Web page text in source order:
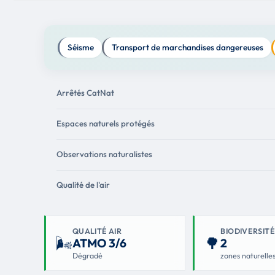
Séisme Transport de marchandises dangereuses
Arrêtés CatNat
Espaces naturels protégés
Observations naturalistes
Qualité de l'air
🌬
QUALITÉ AIR
ATMO 3/6
Dégradé
🌳
BIODIVERSITÉ
2
zones